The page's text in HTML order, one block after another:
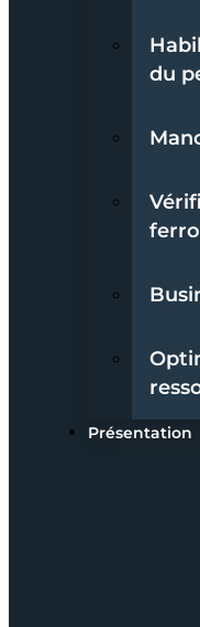
du
Présentation